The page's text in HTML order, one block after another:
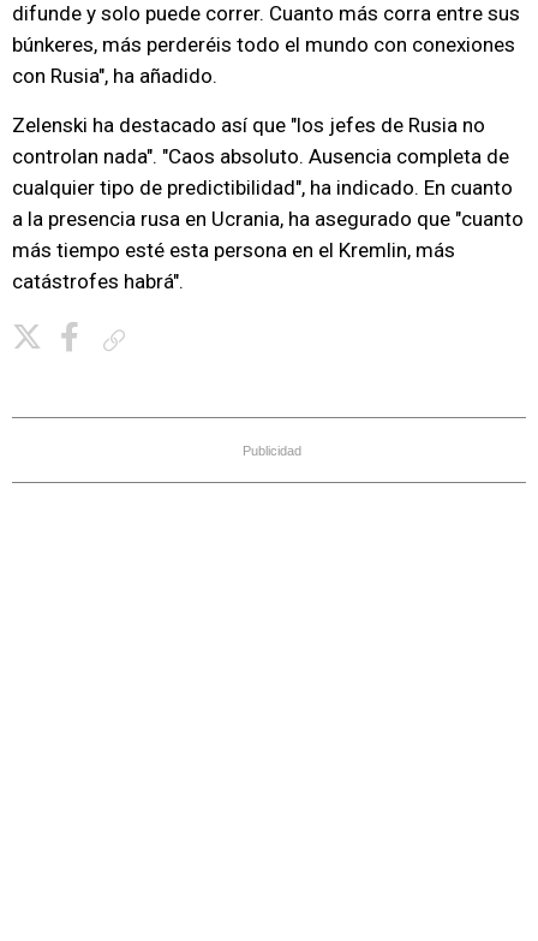
difunde y solo puede correr. Cuanto más corra entre sus
búnkeres, más perderéis todo el mundo con conexiones
con Rusia", ha añadido.
Zelenski ha destacado así que "los jefes de Rusia no
controlan nada". "Caos absoluto. Ausencia completa de
cualquier tipo de predictibilidad", ha indicado. En cuanto
a la presencia rusa en Ucrania, ha asegurado que "cuanto
más tiempo esté esta persona en el Kremlin, más
catástrofes habrá".
Publicidad